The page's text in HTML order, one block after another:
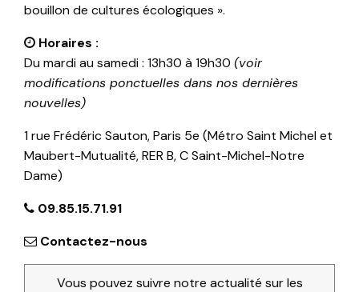
bouillon de cultures écologiques ».
Horaires :
Du mardi au samedi : 13h30 à 19h30 (voir
modifications ponctuelles dans nos dernières
nouvelles)
1 rue Frédéric Sauton, Paris 5e (Métro Saint Michel et
Maubert-Mutualité, RER B, C Saint-Michel-Notre
Dame)
09.85.15.71.91
Contactez-nous
Vous pouvez suivre notre actualité sur les